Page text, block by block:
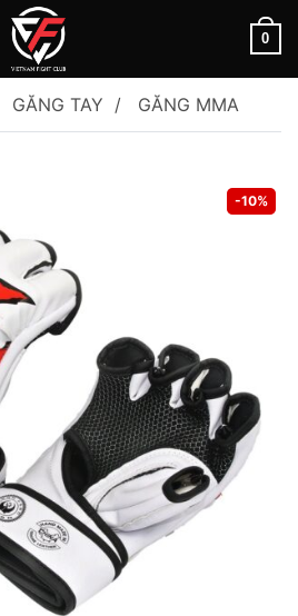
0
GĂNG TAY GĂNG MMA
-10%